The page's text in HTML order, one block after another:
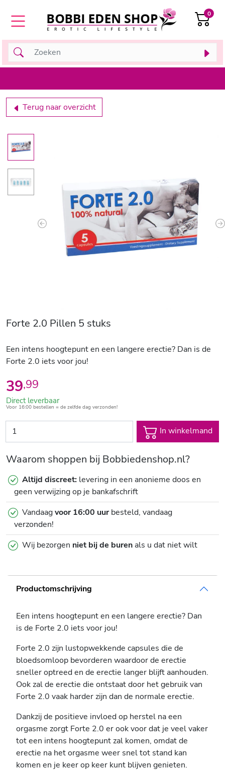
0
Terug naar overzicht
Previous
Forte 2.0 Pillen 5 stuks
Een intens hoogtepunt en een langere erectie? Dan is de
Forte 2.0 iets voor jou!
39,99
Direct leverbaar
Voor 16:00 bestellen = de zelfde dag verzonden!
In winkelmand
Waarom shoppen bij Bobbiedenshop.nl?
Altijd discreet: levering in een anonieme doos en
geen verwijzing op je bankafschrift
Vandaagvoor 16:00 uurbesteld, vandaag
verzonden!
Wij bezorgen niet bij de burenals u dat niet wilt
Productomschrijving
Een intens hoogtepunt en een langere erectie? Dan
is de Forte 2.0 iets voor jou!
Forte 2.0 zijn lustopwekkende capsules die de
bloedsomloop bevorderen waardoor de erectie
sneller optreed en de erectie langer blijft aanhouden.
Ook zal de erectie die ontstaat door het gebruik van
Forte 2.0 vaak harder zijn dan de normale erectie.
Dankzij de positieve invloed op herstel na een
orgasme zorgt Forte 2.0 er ook voor dat je veel vaker
tot een intens hoogtepunt zal komen, omdat de
erectie na het orgasme weer snel tot stand kan
komen en je keer op keer kunt blijven genieten.